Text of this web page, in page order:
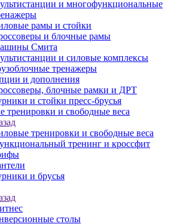
и многофункциональные
рамы и стойки
и блочные рамы
Смита
и силовые комплексы
тренажеры
и дополнения
блочные рамки и ДРТ
и стойки пресс-брусья
тренировки и свободные веса
тренировки и свободные веса
тренинг и кроссфит
и брусья
столы